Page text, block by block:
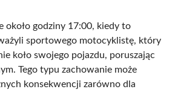
około godziny 17:00, kiedy to
sportowego motocyklistę, który
koło swojego pojazdu, poruszając
Tego typu zachowanie może
konsekwencji zarówno dla